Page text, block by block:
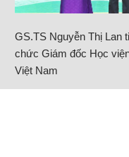
GS.TS Nguyễn Thị Lan
chức Giám đốc Học
Việt Nam